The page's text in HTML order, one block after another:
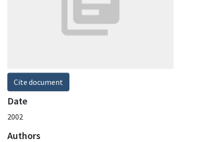
Cite document
Date
2002
Authors